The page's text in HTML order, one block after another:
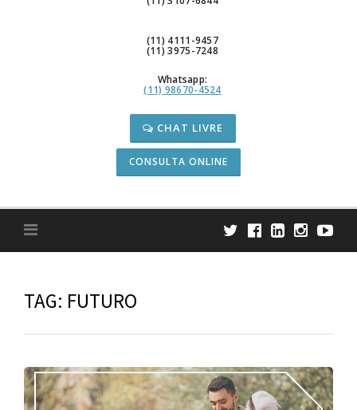
(11) 4111-9457
(11) 3975-7248
Whatsapp:
(11) 98670-4524
CHAT LIVRE
CONSULTA ONLINE
TAG: FUTURO